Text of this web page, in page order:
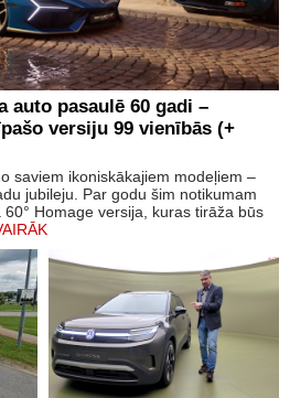
auto pasaulē 60 gadi –
versiju 99 vienībās (+
saviem ikoniskākajiem modeļiem –
jubileju. Par godu šim notikumam
Homage versija, kuras tirāža būs